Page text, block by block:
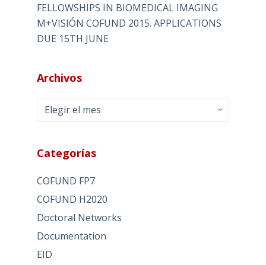
FELLOWSHIPS IN BIOMEDICAL IMAGING
M+VISIÓN COFUND 2015. APPLICATIONS
DUE 15TH JUNE
Archivos
Archivos
Categorías
COFUND FP7
COFUND H2020
Doctoral Networks
Documentation
EID